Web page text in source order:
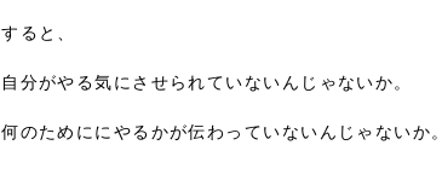
すると、
自分がやる気にさせられていないんじゃないか。
何のためににやるかが伝わっていないんじゃないか。